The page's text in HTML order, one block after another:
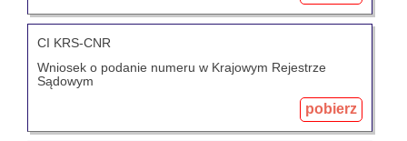
CI KRS-CNR
Wniosek o podanie numeru w Krajowym Rejestrze
Sądowym
pobierz